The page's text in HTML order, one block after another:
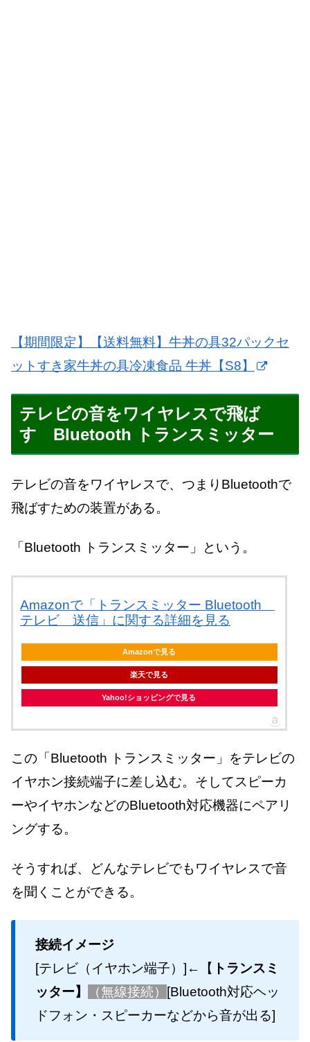
【期間限定】【送料無料】牛丼の具32パックセ
ットすき家牛丼の具冷凍食品 牛丼【S8】
テレビの音をワイヤレスで飛ば
す Bluetooth トランスミッター
テレビの音をワイヤレスで、つまりBluetoothで
飛ばすための装置がある。
「Bluetooth トランスミッター」という。
Amazonで「トランスミッター Bluetooth
テレビ 送信」に関する詳細を見る
Amazonで見る
楽天で見る
Yahoo!ショッピングで見る
この「Bluetooth トランスミッター」をテレビの
イヤホン接続端子に差し込む。そしてスピーカ
ーやイヤホンなどのBluetooth対応機器にペアリ
ングする。
そうすれば、どんなテレビでもワイヤレスで音
を聞くことができる。
接続イメージ
[テレビ（イヤホン端子）]←【 トランスミ
ッター】
（無線接続） [Bluetooth対応ヘッ
ドフォン・スピーカーなどから音が出る]